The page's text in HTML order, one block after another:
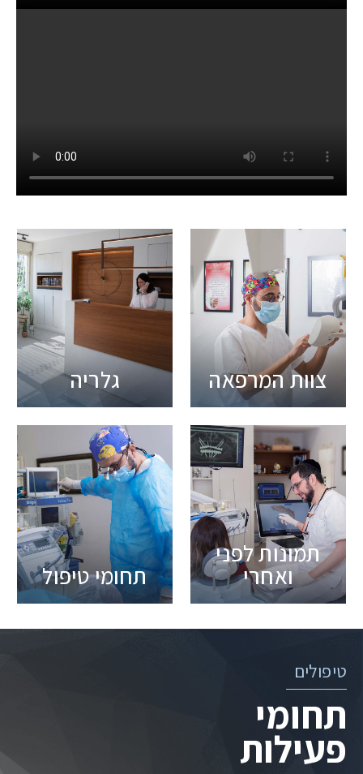
צוות המרפאה גלריה
תמונות לפני
ואחרי תחומי טיפול
טיפולים
תחומי
פעילות